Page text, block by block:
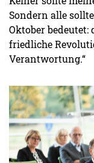
Sondern alle
Oktober bedeutet:
friedliche
Verantwortung.“